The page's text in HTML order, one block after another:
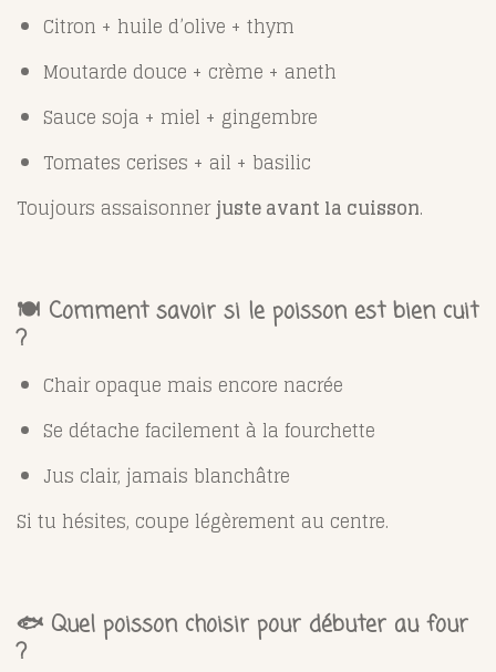
Citron + huile d’olive + thym
Moutarde douce + crème + aneth
Sauce soja + miel + gingembre
Tomates cerises + ail + basilic
Toujours assaisonnerjuste avant la cuisson.
🍽️ Comment savoir si le poisson est bien cuit
?
Chair opaque mais encore nacrée
Se détache facilement à la fourchette
Jus clair, jamais blanchâtre
Si tu hésites, coupe légèrement au centre.
🐟 Quel poisson choisir pour débuter au four
?